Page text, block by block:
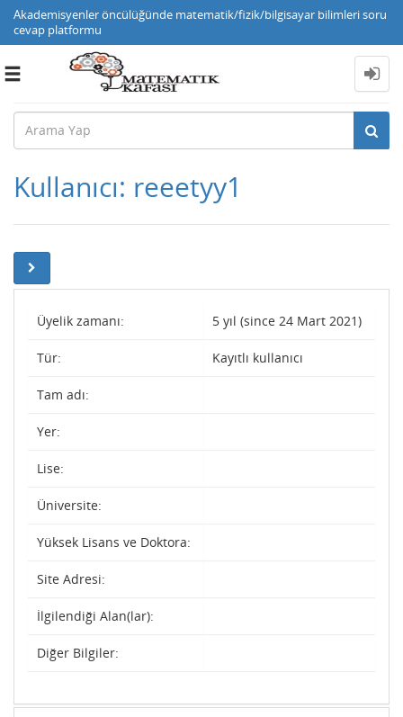
Akademisyenler öncülüğünde matematik/fizik/bilgisayar bilimleri soru
cevap platformu
Toggle
Kullanıcı: reeetyy1
Üyelik zamanı: 5 yıl (since 24 Mart 2021)
Tür: Kayıtlı kullanıcı
Tam adı:
Yer:
Lise:
Üniversite:
Yüksek Lisans ve Doktora:
Site Adresi:
İlgilendiği Alan(lar):
Diğer Bilgiler: